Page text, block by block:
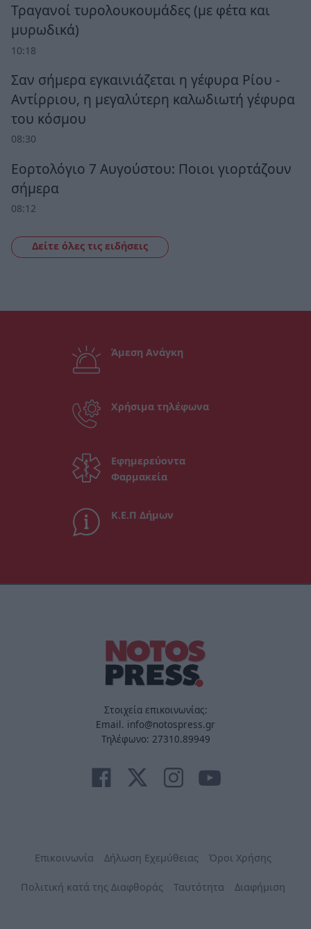
Τραγανοί τυρολουκουμάδες (με φέτα και
μυρωδικά)
10:18
Σαν σήμερα εγκαινιάζεται η γέφυρα Ρίου -
Αντίρριου, η μεγαλύτερη καλωδιωτή γέφυρα
του κόσμου
08:30
Εορτολόγιο 7 Αυγούστου: Ποιοι γιορτάζουν
σήμερα
08:12
Δείτε όλες τις ειδήσεις
Άμεση Ανάγκη
Χρήσιμα τηλέφωνα
Εφημερεύοντα
Φαρμακεία
Κ.Ε.Π Δήμων
Στοιχεία επικοινωνίας:
Email. info@notospress.gr
Τηλέφωνο: 27310.89949
Επικοινωνία Δήλωση Εχεμύθειας Όροι Χρήσης
Πολιτική κατά της Διαφθοράς Ταυτότητα Διαφήμιση